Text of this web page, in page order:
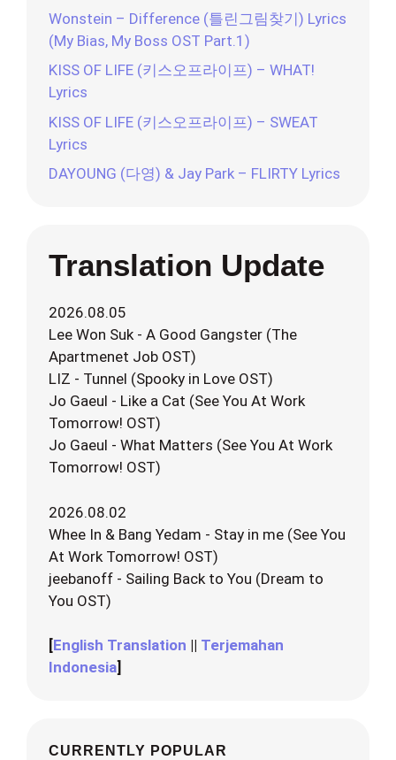
Wonstein – Difference (틀린그림찾기) Lyrics
(My Bias, My Boss OST Part.1)
KISS OF LIFE (키스오프라이프) – WHAT!
Lyrics
KISS OF LIFE (키스오프라이프) – SWEAT
Lyrics
DAYOUNG (다영) & Jay Park – FLIRTY Lyrics
Translation Update
2026.08.05
Lee Won Suk - A Good Gangster (The
Apartmenet Job OST)
LIZ - Tunnel (Spooky in Love OST)
Jo Gaeul - Like a Cat (See You At Work
Tomorrow! OST)
Jo Gaeul - What Matters (See You At Work
Tomorrow! OST)
2026.08.02
Whee In & Bang Yedam - Stay in me (See You
At Work Tomorrow! OST)
jeebanoff - Sailing Back to You (Dream to
You OST)
[English Translation || Terjemahan
Indonesia]
CURRENTLY POPULAR